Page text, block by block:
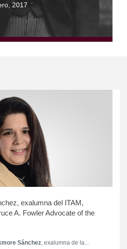
2017
exalumna del ITAM,
A. Fowler Advocate of the
Sánchez, exalumna de la...